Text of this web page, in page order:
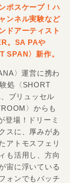
ポスケープ！ハ
ンネル実験など
ドアーティスト
。SA PAや
SPAN〉新作。
〉運営に携わ
処〈SHORT
ブリュッセル
〉からも
登場！ドリーミ
スに、厚みがあ
アトモスフェリ
も活用し、方向
宙に浮いている
ォンでもバッチ